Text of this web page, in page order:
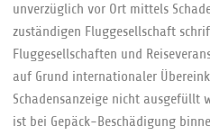
unverzüglich vor Ort mittels
zuständigen Fluggesellschaft
Fluggesellschaften und
auf Grund internationaler
Schadensanzeige nicht ausgefüllt
ist bei Gepäck-Beschädigung